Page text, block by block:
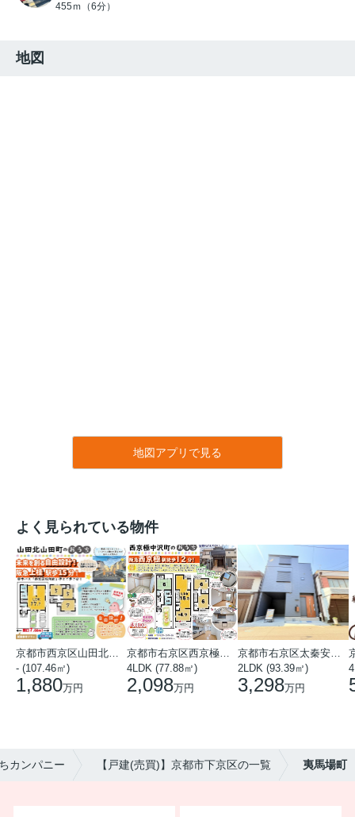
455ｍ（6分）
地図
地図アプリで見る
よく見られている物件
- (107.46㎡)
1,880万円
4LDK (77.88㎡)
2,098万円
2LDK (93.39㎡)
3,298万円
カンパニー 【戸建(売買)】京都市下京区の一覧 夷馬場町